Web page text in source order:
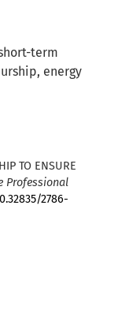
term
energy
TO ENSURE
Professional
2786-